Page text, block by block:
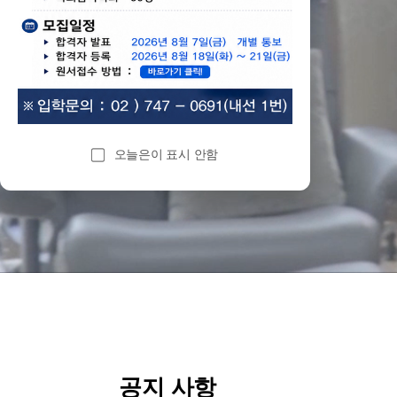
공지 사항
오늘은이 표시 안함